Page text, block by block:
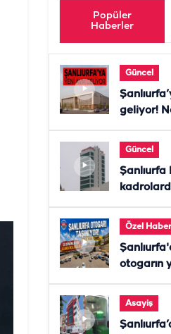
Popüler
Haberler
Güncel
geliyor!
Güncel
Şanlıurfa
Özel Haber
otogarın
Asayiş